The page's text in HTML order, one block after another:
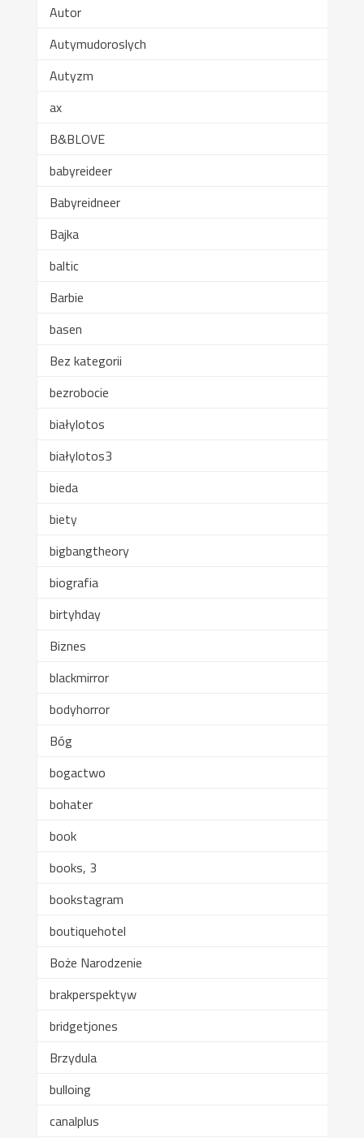
Autor
Autymudoroslych
Autyzm
ax
B&BLOVE
babyreideer
Babyreidneer
Bajka
baltic
Barbie
basen
Bez kategorii
bezrobocie
białylotos
białylotos3
bieda
biety
bigbangtheory
biografia
birtyhday
Biznes
blackmirror
bodyhorror
Bóg
bogactwo
bohater
book
books, 3
bookstagram
boutiquehotel
Boże Narodzenie
brakperspektyw
bridgetjones
Brzydula
bulloing
canalplus